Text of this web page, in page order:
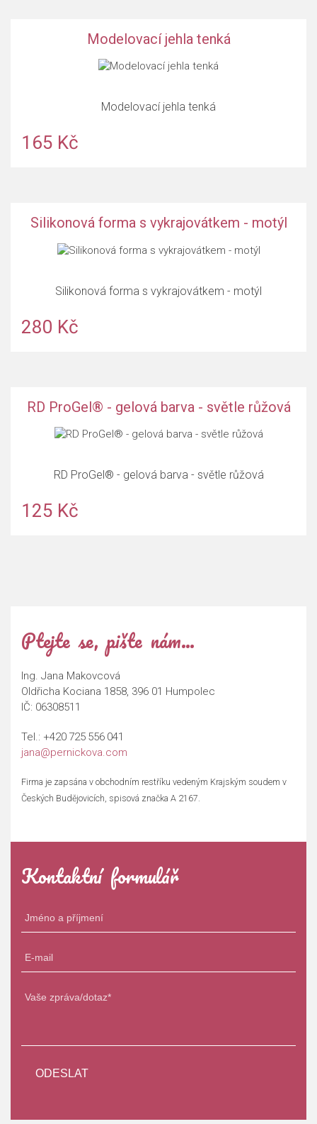
Modelovací jehla tenká
Modelovací jehla tenká
165 Kč
Silikonová forma s vykrajovátkem - motýl
Silikonová forma s vykrajovátkem - motýl
280 Kč
RD ProGel® - gelová barva - světle růžová
RD ProGel® - gelová barva - světle růžová
125 Kč
Ptejte se, pište nám…
Ing. Jana Makovcová
Oldřicha Kociana 1858, 396 01 Humpolec
IČ: 06308511
Tel.: +420 725 556 041
jana@pernickova.com
Firma je zapsána v obchodním restříku vedeným Krajským soudem v
Českých Budějovicích, spisová značka A 2167.
Kontaktní formulář